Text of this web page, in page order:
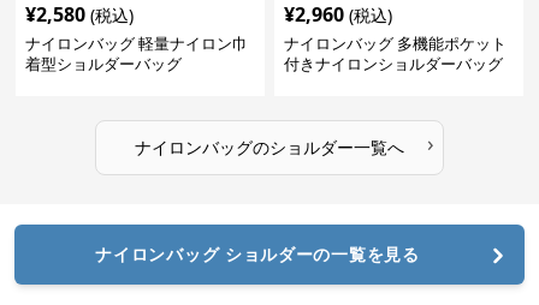
¥2,580 (税込)
ナイロンバッグ 軽量ナイロン巾
着型ショルダーバッグ
¥2,960 (税込)
ナイロンバッグ 多機能ポケット
付きナイロンショルダーバッグ
ナイロンバッグのショルダー一覧へ ›
ナイロンバッグ ショルダーの一覧を見る